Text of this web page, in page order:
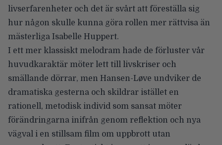
livserfarenheter och det är svårt att föreställa sig
hur någon skulle kunna göra rollen mer rättvisa än
mästerliga Isabelle Huppert.
I ett mer klassiskt melodram hade de förluster vår
huvudkaraktär möter lett till livskriser och
smällande dörrar, men Hansen-Løve undviker de
dramatiska gesterna och skildrar istället en
rationell, metodisk individ som sansat möter
förändringarna inifrån genom reflektion och nya
vägval i en stillsam film om uppbrott utan